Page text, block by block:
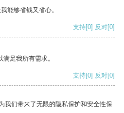
能够省钱又省心。
支持[0] 反对[0]
足我所有需求。
支持[0] 反对[0]
我们带来了无限的隐私保护和安全性保